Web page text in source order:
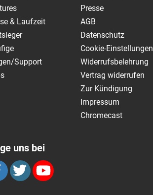
& Laufzeit
Support
Presse
AGB
Datenschutz
Cookie-Einstellungen
Widerrufsbelehrung
Vertrag widerrufen
Zur Kündigung
Impressum
Chromecast
uns bei